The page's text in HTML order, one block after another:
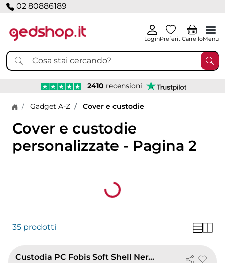
02 80886189
LoginPreferitiCarrelloMenu
2410 recensioni
Home page
Gadget A-Z Cover e custodie
Cover e custodie
personalizzate - Pagina 2
Loading...
35 prodotti
Custodia PC Fobis Soft Shell Nera 13" Imbottita con Zip Doppia